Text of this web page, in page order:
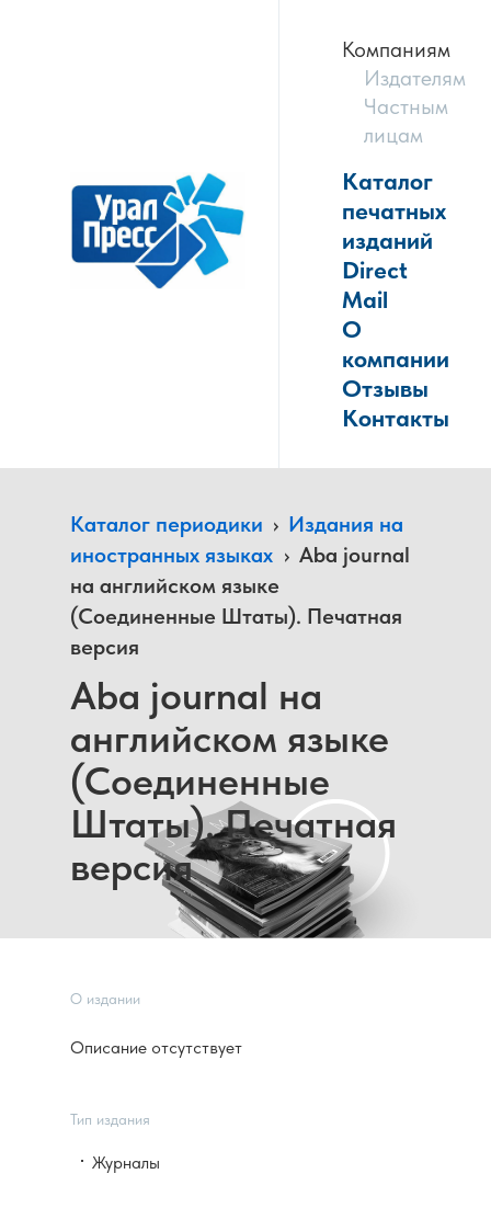
Компаниям
Издателям
Частным
лицам
Каталог
печатных
изданий
Direct
Mail
О
компании
Отзывы
Контакты
Каталог периодики › Издания на
иностранных языках › Aba journal
на английском языке
(Соединенные Штаты). Печатная
версия
Aba journal на
английском языке
(Соединенные
Штаты). Печатная
версия
О издании
Описание отсутствует
Тип издания
Журналы